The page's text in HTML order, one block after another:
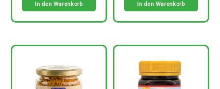
In den Warenkorb In den Warenkorb